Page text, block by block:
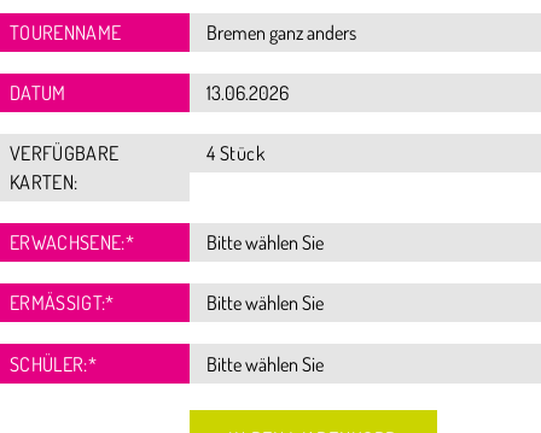
TOURENNAME
DATUM
VERFÜGBARE
KARTEN:
4 Stück
ERWACHSENE:*
ERMÄSSIGT:*
SCHÜLER:*